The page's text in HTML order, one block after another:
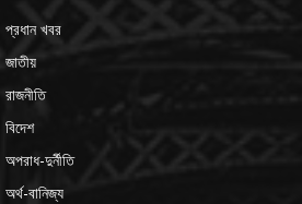
প্রধান খবর
জাতীয়
রাজনীতি
বিদেশ
অপরাধ-দুর্নীতি
অর্থ-বানিজ্য